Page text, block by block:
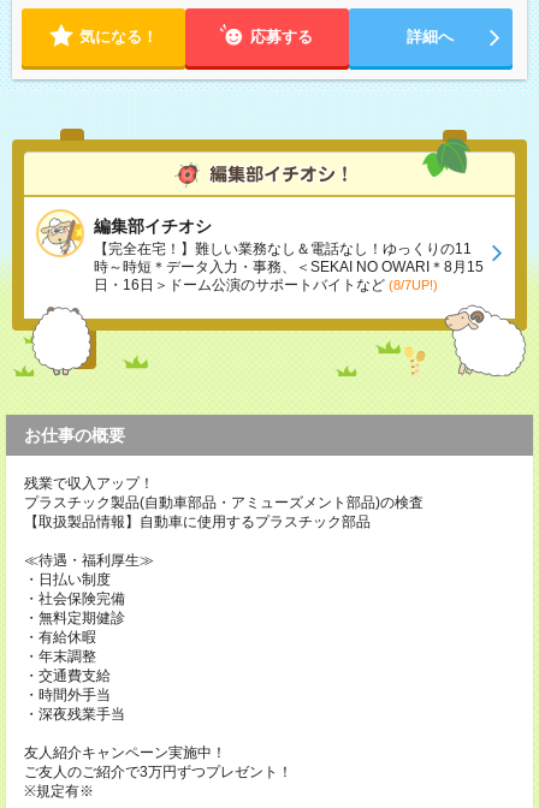
気になる！ 応募する 詳細へ
編集部イチオシ
【完全在宅！】難しい業務なし＆電話なし！ゆっくりの11
時～時短＊データ入力・事務、＜SEKAI NO OWARI＊8月15
日・16日＞ドーム公演のサポートバイトなど (8/7UP!)
お仕事の概要
残業で収入アップ！
プラスチック製品(自動車部品・アミューズメント部品)の検査
【取扱製品情報】自動車に使用するプラスチック部品
≪待遇・福利厚生≫
・日払い制度
・社会保険完備
・無料定期健診
・有給休暇
・年末調整
・交通費支給
・時間外手当
・深夜残業手当
友人紹介キャンペーン実施中！
ご友人のご紹介で3万円ずつプレゼント！
※規定有※